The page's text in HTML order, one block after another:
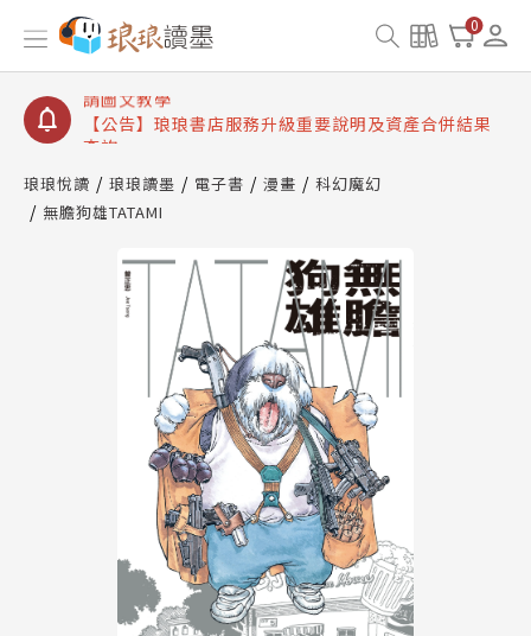
0
【公告】琅琅讀墨書櫃開通常見問題
【公告】琅琅讀墨 3 分鐘完成書櫃開通與資產合併申
【公告】琅琅書店服務升級重要說明及資產合併結果
查詢
琅琅悅讀 琅琅讀墨 電子書 漫畫
科幻魔幻
無膽狗雄TATAMI